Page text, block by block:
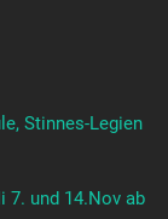
Stinnes-Legien
7. und 14.Nov ab